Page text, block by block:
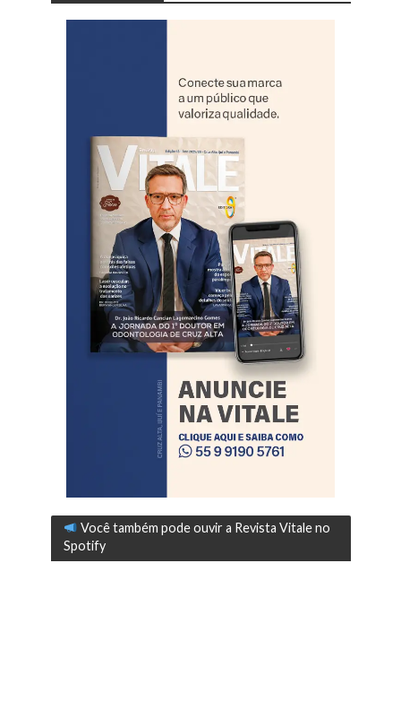
Você também pode ouvir a Revista Vitale no
Spotify